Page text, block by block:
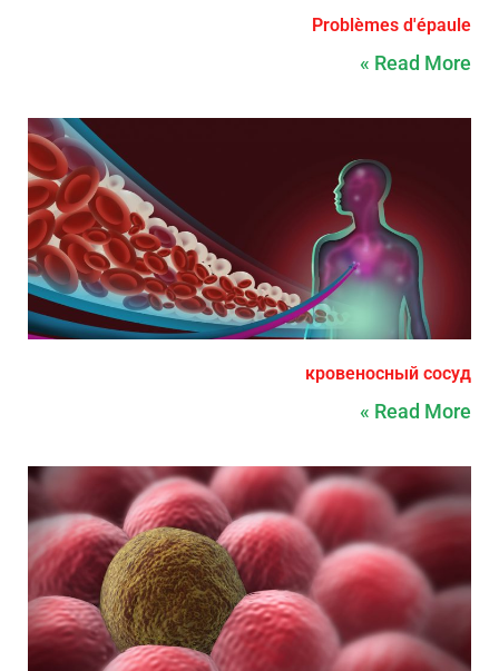
Problèmes d'épaule
Read More »
кровеносный сосуд
Read More »